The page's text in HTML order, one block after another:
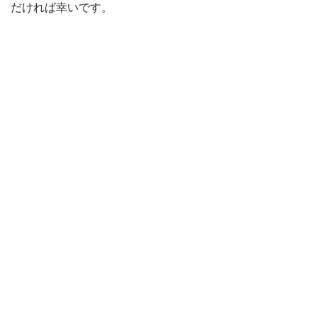
だければ幸いです。